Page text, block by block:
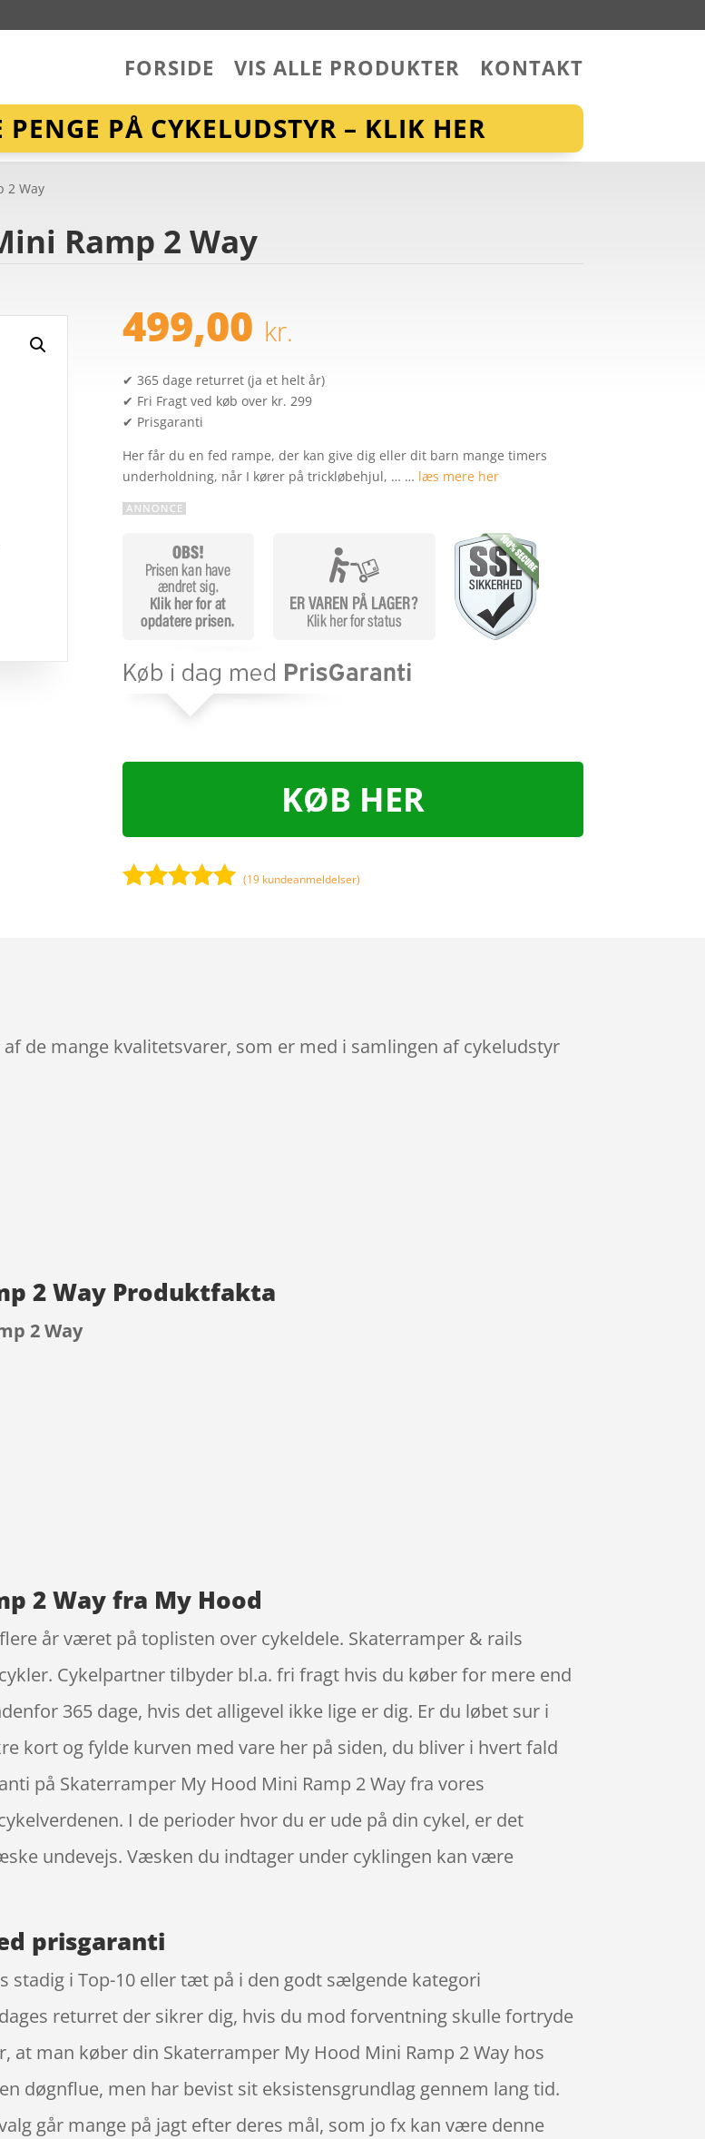
FORSIDE VIS ALLE PRODUKTER KONTAKT
PÅ CYKELUDSTYR – KLIK HER
2 Way
Ramp 2 Way
499,00 kr.
✔ 365 dage returret (ja et helt år)
✔ Fri Fragt ved køb over kr. 299
✔ Prisgaranti
Her får du en fed rampe, der kan give dig eller dit barn mange timers
underholdning, når I kører på trickløbehjul, … … læs mere her
KØB HER
(19 kundeanmeldelser)
de mange kvalitetsvarer, som er med i samlingen af cykeludstyr
2 Way Produktfakta
2 Way
2 Way fra My Hood
år været på toplisten over cykeldele. Skaterramper & rails
Cykelpartner tilbyder bl.a. fri fragt hvis du køber for mere end
365 dage, hvis det alligevel ikke lige er dig. Er du løbet sur i
kort og fylde kurven med vare her på siden, du bliver i hvert fald
på Skaterramper My Hood Mini Ramp 2 Way fra vores
I de perioder hvor du er ude på din cykel, er det
undevejs. Væsken du indtager under cyklingen kan være
prisgaranti
stadig i Top-10 eller tæt på i den godt sælgende kategori
returret der sikrer dig, hvis du mod forventning skulle fortryde
man køber din Skaterramper My Hood Mini Ramp 2 Way hos
døgnflue, men har bevist sit eksistensgrundlag gennem lang tid.
går mange på jagt efter deres mål, som jo fx kan være denne